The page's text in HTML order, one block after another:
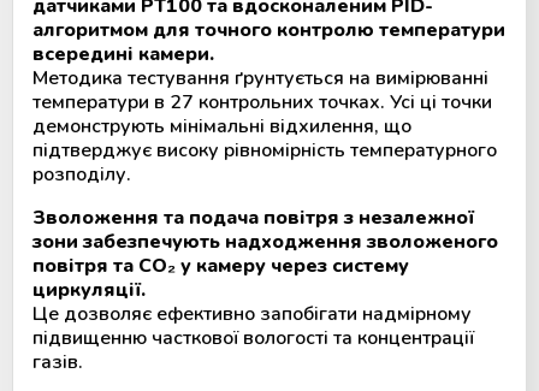
датчиками PT100 та вдосконаленим PID-
алгоритмом для точного контролю температури
всередині камери.
Методика тестування ґрунтується на вимірюванні
температури в 27 контрольних точках. Усі ці точки
демонструють мінімальні відхилення, що
підтверджує високу рівномірність температурного
розподілу.
Зволоження та подача повітря з незалежної
зони забезпечують надходження зволоженого
повітря та CO₂у камеру через систему
циркуляції.
Це дозволяє ефективно запобігати надмірному
підвищенню часткової вологості та концентрації
газів.